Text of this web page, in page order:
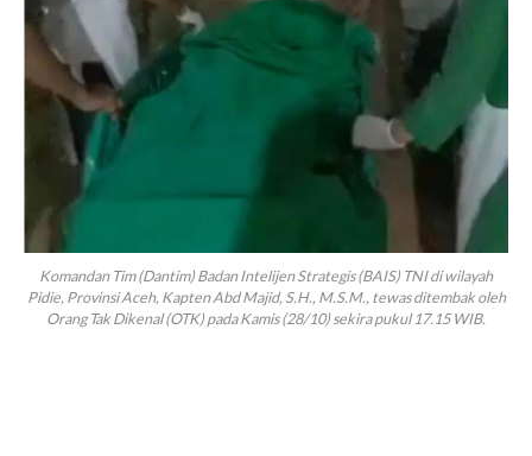
Komandan Tim (Dantim) Badan Intelijen Strategis (BAIS) TNI di wilayah
Pidie, Provinsi Aceh, Kapten Abd Majid, S.H., M.S.M., tewas ditembak oleh
Orang Tak Dikenal (OTK) pada Kamis (28/10) sekira pukul 17.15 WIB.